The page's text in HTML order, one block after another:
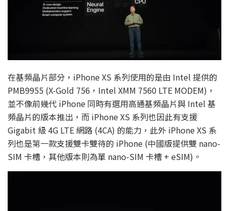
在基頻晶片部分，iPhone XS 系列使用的是由 Intel 提供的
PMB9955 (X-Gold 756，Intel XMM 7560 LTE MODEM)，
並不像前幾代 iPhone 同時有選用高通基頻晶片與 Intel 基
頻晶片的版本推出，而 iPhone XS 系列也因此有支援
Gigabit 級 4G LTE 網路 (4CA) 的能力，此外 iPhone XS 系
列也是第一款支援雙卡雙待的 iPhone (中國版提供雙 nano-
SIM 卡槽，其他版本則為單 nano-SIM 卡槽 + eSIM)。